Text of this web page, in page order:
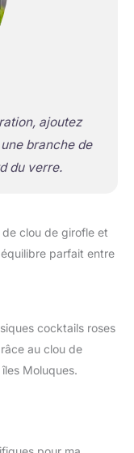
ajoutez
branche de
du verre.
clou de girofle et
parfait entre
cocktails roses
au clou de
Moluques.